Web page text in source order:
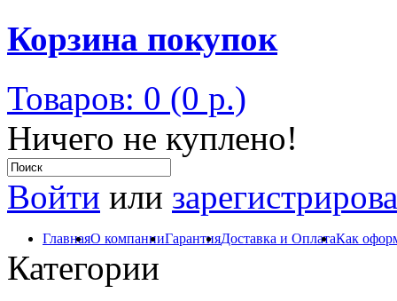
Корзина покупок
Товаров: 0 (0 р.)
Ничего не куплено!
Войти или
ГлавнаяО компанииГарантияДоставка и ОплатаКак
Категории